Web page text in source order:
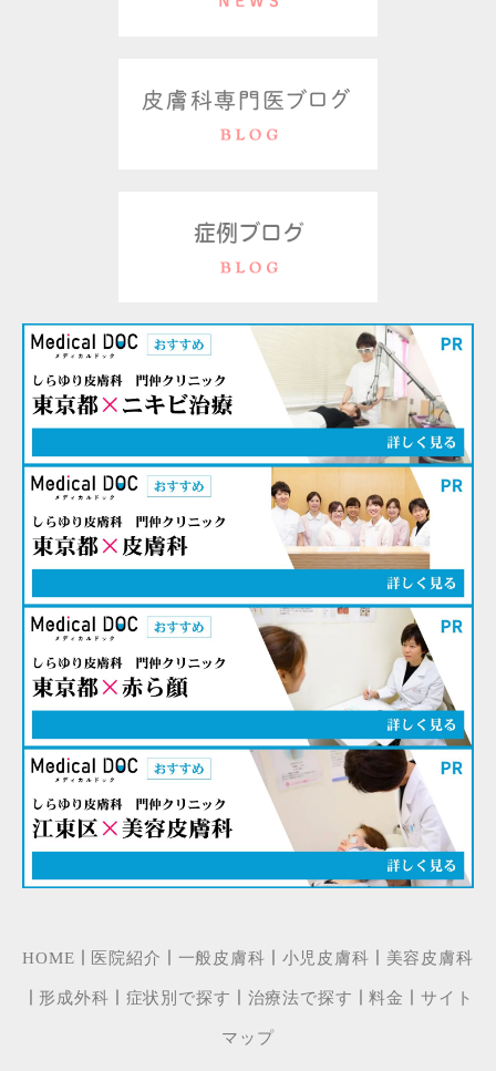
HOME 医院紹介 一般皮膚科 小児皮膚科 美容皮膚科
形成外科 症状別で探す 治療法で探す ｜料金 サイト
マップ